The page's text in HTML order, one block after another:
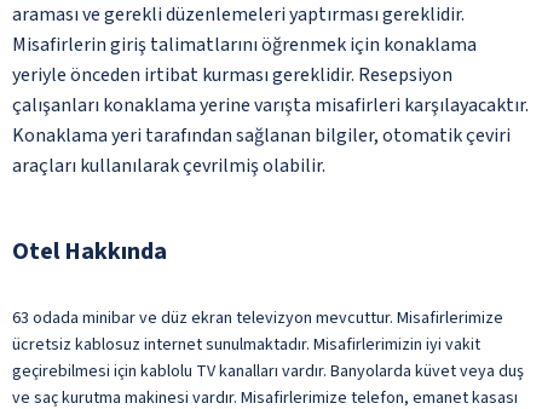
araması ve gerekli düzenlemeleri yaptırması gereklidir.
Misafirlerin giriş talimatlarını öğrenmek için konaklama
yeriyle önceden irtibat kurması gereklidir. Resepsiyon
çalışanları konaklama yerine varışta misafirleri karşılayacaktır.
Konaklama yeri tarafından sağlanan bilgiler, otomatik çeviri
araçları kullanılarak çevrilmiş olabilir.
Otel Hakkında
63 odada minibar ve düz ekran televizyon mevcuttur. Misafirlerimize
ücretsiz kablosuz internet sunulmaktadır. Misafirlerimizin iyi vakit
geçirebilmesi için kablolu TV kanalları vardır. Banyolarda küvet veya duş
ve saç kurutma makinesi vardır. Misafirlerimize telefon, emanet kasası